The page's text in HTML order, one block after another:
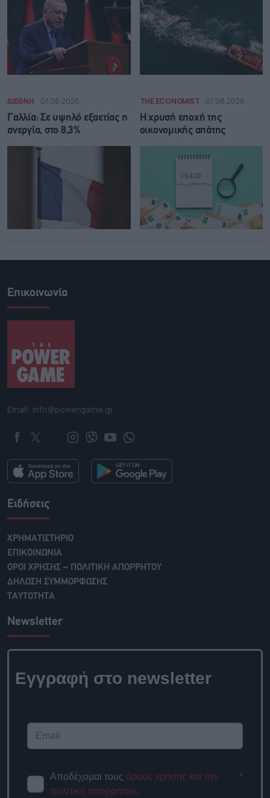
ΔΙΕΘΝΗ 07.08.2026
Γαλλία: Σε υψηλό εξαετίας η
ανεργία, στο 8,3%
THE ECONOMIST 07.08.2026
Η χρυσή εποχή της
οικονομικής απάτης
Επικοινωνία
Email: info@powergame.gr
Ειδήσεις
ΧΡΗΜΑΤΙΣΤΗΡΙΟ
ΕΠΙΚΟΙΝΩΝΙΑ
ΟΡΟΙ ΧΡΗΣΗΣ – ΠΟΛΙΤΙΚΗ ΑΠΟΡΡΗΤΟΥ
ΔΗΛΩΣΗ ΣΥΜΜΟΡΦΩΣΗΣ
ΤΑΥΤΟΤΗΤΑ
Newsletter
Εγγραφή στο newsletter
Αποδέχομαι τους όρους χρήσης και την
πολιτική απορρήτου.
*